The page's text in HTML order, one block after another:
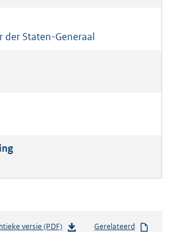
der Staten-Generaal
versie (PDF)b
Gerelateerd